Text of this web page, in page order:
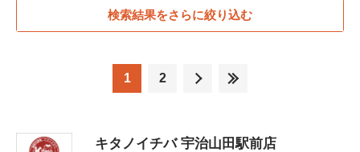
検索結果をさらに絞り込む
1 2
キタノイチバ 宇治山田駅前店